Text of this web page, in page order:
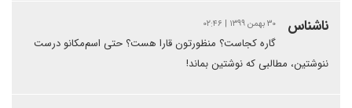
ناشناس ۳۰ بهمن ۱۳۹۹ | ۰۲:۴۶
گاره کجاست؟ منظورتون قارا هست؟ حتی اسم‌مکانو درست
ننوشتین، مطالبی که نوشتین بماند!